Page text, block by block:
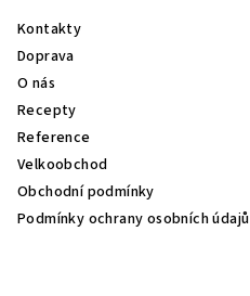
Kontakty
Doprava
O nás
Recepty
Reference
Velkoobchod
Obchodní podmínky
Podmínky ochrany osobních údajů